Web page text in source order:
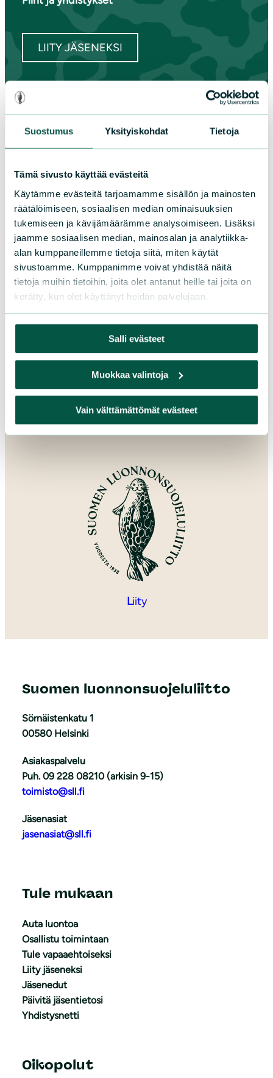
Suostumus Yksityiskohdat Tietoja
Tämä sivusto käyttää evästeitä
Käytämme evästeitä tarjoamamme sisällön ja mainosten
räätälöimiseen, sosiaalisen median ominaisuuksien
tukemiseen ja kävijämäärämme analysoimiseen. Lisäksi
jaamme sosiaalisen median, mainosalan ja analytiikka-
alan kumppaneillemme tietoja siitä, miten käytät
sivustoamme. Kumppanimme voivat yhdistää näitä
tietoja muihin tietoihin, joita olet antanut heille tai joita on
kerätty, kun olet käyttänyt heidän palvelujaan.
Salli evästeet
Muokkaa valintoja
Vain välttämättömät evästeet
LIITY JÄSENEKSI
Suomen luonnonsuojeluliiton
piirit
Etelä-Häme
Etelä-Savo
Kainuu
Keski-Suomi
Kymenlaakso
Lappi
Pirkanmaa
Pohjanmaa
Pohjois-Karjala
Satakunta
Varsinais-Suomi
Liity
Suomen luonnonsuojeluliitto
Sörnäistenkatu 1
00580 Helsinki
Asiakaspalvelu
Puh. 09 228 08210 (arkisin 9-15)
toimisto@sll.fi
Jäsenasiat
jasenasiat@sll.fi
Tule mukaan
Auta luontoa
Osallistu toimintaan
Tule vapaaehtoiseksi
Liity jäseneksi
Jäsenedut
Päivitä jäsentietosi
Yhdistysnetti
Oikopolut